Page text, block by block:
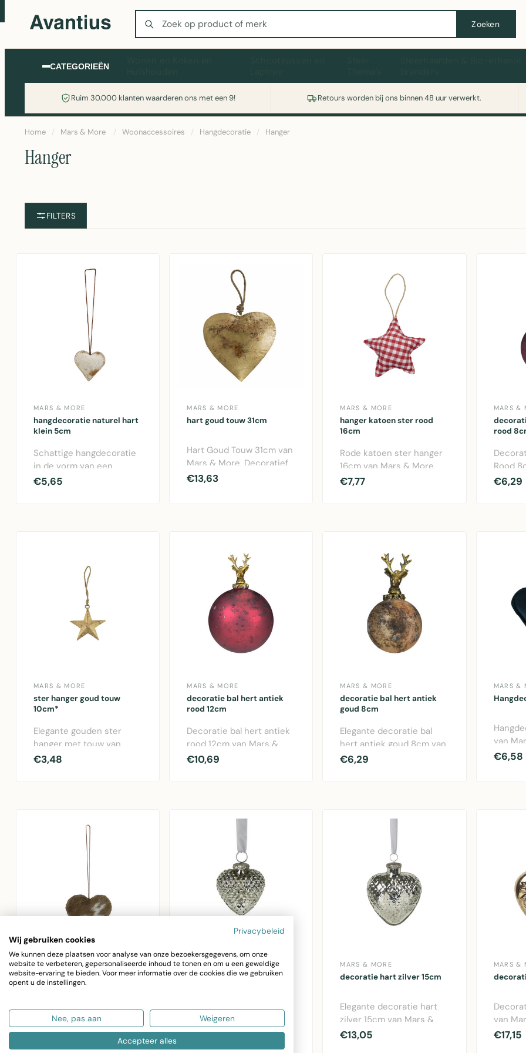
Zoeken
Zoeken
CATEGORIEËN
Ruim 30.000 klanten waarderen ons met een 9! Retours worden bij ons binnen 48 uur verwerkt.
Wasmachine of koelkast nodig? Vergelijk alle prijzen op Witgoedaanbod.nl
Home / Mars & More / Woonaccessoires / Hangdecoratie / Hanger
Hanger
FILTERS
MARS & MORE
hangdecoratie naturel hart
klein 5cm
Schattige hangdecoratie
in de vorm van een
naturel hart van 5cm.
€5,65
MARS & MORE
hart goud touw 31cm
Hart Goud Touw 31cm van
Mars & More. Decoratief
metalen hart in goudkleur,
€13,63
MARS & MORE
hanger katoen ster rood
16cm
Rode katoen ster hanger
16cm van Mars & More.
Decoratieve hanger van
€7,77
MARS &
rood
Rood
More.
€6,29
MARS & MORE
ster hanger goud touw
10cm*
Elegante gouden ster
hanger met touw van
Mars & More. Perfect
€3,48
MARS & MORE
decoratie bal hert antiek
rood 12cm
Decoratie bal hert antiek
rood 12cm van Mars &
More. Glazen kerstbal met
€10,69
MARS & MORE
decoratie bal hert antiek
goud 8cm
Elegante decoratie bal
hert antiek goud 8cm van
Mars & More. Glazen
€6,29
MARS &
van
blauwe
€6,58
MARS & MORE
hangdecoratie naturel hart
medium 10cm
Hangdecoratie Naturel
Hart Medium 10cm van
Mars & More. Gezellig
bruin vachten h..
MARS & MORE
decoratie hart zilver 8cm
van Mars & More. Elegant
glazen hart in zilverkleur
€7,30
MARS & MORE
decoratie hart zilver 15cm
Elegante decoratie hart
zilver 15cm van Mars &
More. Glaswerk in zilveren
€13,05
MARS &
van
glazen
€17,15
Privacybeleid
Wij gebruiken cookies
We kunnen deze plaatsen voor analyse van onze bezoekersgegevens, om onze
website te verbeteren, gepersonaliseerde inhoud te tonen en om u een geweldige
website-ervaring te bieden. Voor meer informatie over de cookies die we gebruiken
opent u de instellingen.
Nee, pas aan Weigeren
Accepteer alles